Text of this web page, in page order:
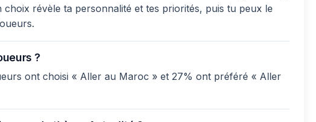
révèle ta personnalité et tes priorités, puis tu peux le
?
ont choisi « Aller au Maroc » et 27% ont préféré « Aller